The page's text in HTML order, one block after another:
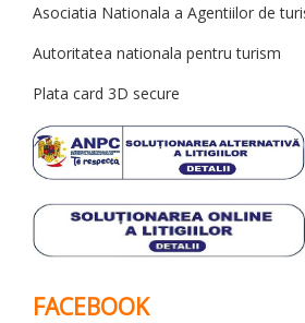
Asociatia Nationala a Agentiilor de
Autoritatea nationala pentru turism
Plata card 3D secure
FACEBOOK